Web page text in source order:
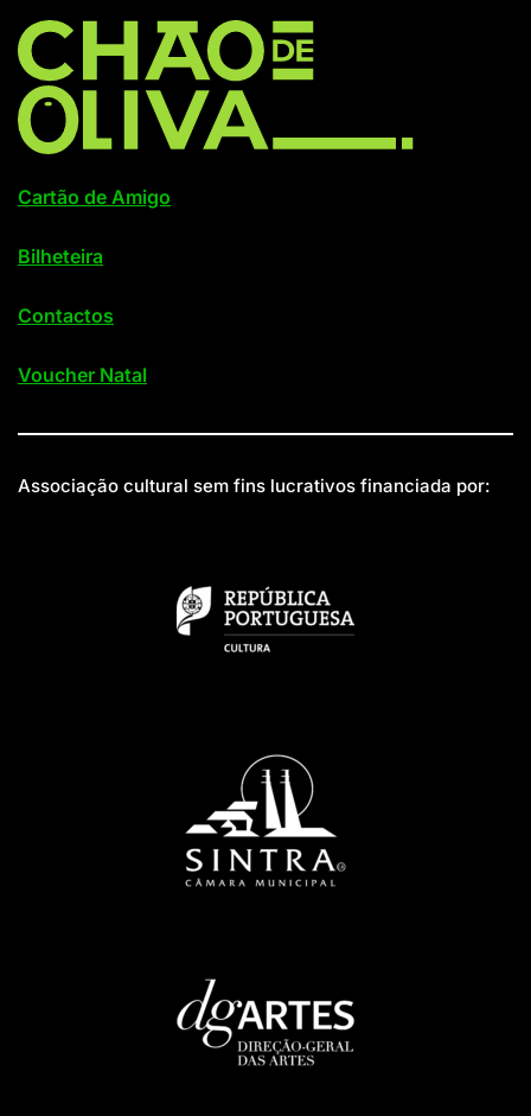
Cartão de Amigo
Bilheteira
Contactos
Voucher Natal
Associação cultural sem fins lucrativos financiada por: